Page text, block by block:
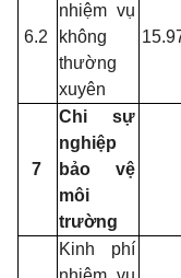
6.2
nhiệm vụ
không
thường
xuyên
7
Chi sự
nghiệp
bảo vệ
môi
trường
Kinh phí